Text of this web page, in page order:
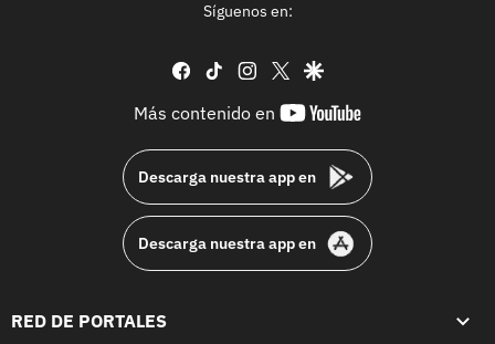
Síguenos en:
facebook
tiktok instagram
twittergoogle
Más contenido en
youtube-
Descarga nuestra app en
Descarga nuestra app en
RED DE PORTALES